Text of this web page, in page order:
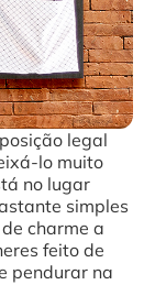
legal
lo muito
no lugar
simples
charme a
feito de
pendurar na